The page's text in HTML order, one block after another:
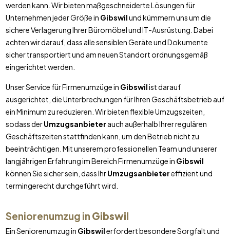
werden kann. Wir bieten maßgeschneiderte Lösungen für
Unternehmen jeder Größe in Gibswilund kümmern uns um die
sichere Verlagerung Ihrer Büromöbel und IT-Ausrüstung. Dabei
achten wir darauf, dass alle sensiblen Geräte und Dokumente
sicher transportiert und am neuen Standort ordnungsgemäß
eingerichtet werden.
Unser Service für Firmenumzüge in Gibswilist darauf
ausgerichtet, die Unterbrechungen für Ihren Geschäftsbetrieb auf
ein Minimum zu reduzieren. Wir bieten flexible Umzugszeiten,
sodass derUmzugsanbieter auch außerhalb Ihrer regulären
Geschäftszeiten stattfinden kann, um den Betrieb nicht zu
beeinträchtigen. Mit unserem professionellen Team und unserer
langjährigen Erfahrung im Bereich Firmenumzüge in Gibswil
können Sie sicher sein, dass IhrUmzugsanbietereffizient und
termingerecht durchgeführt wird.
Seniorenumzug in Gibswil
Ein Seniorenumzug in Gibswilerfordert besondere Sorgfalt und